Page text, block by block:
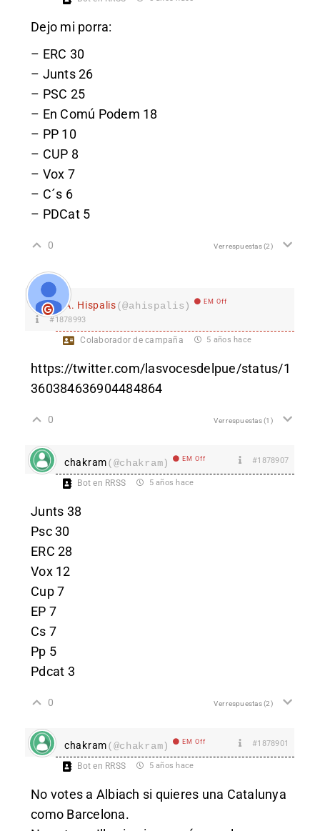
Dejo mi porra:
– ERC 30
– Junts 26
– PSC 25
– En Comú Podem 18
– PP 10
– CUP 8
– Vox 7
– C´s 6
– PDCat 5
0 Ver respuestas(2)
A. Hispalis(@ahispalis) EM Off
#1878993
Colaborador de campaña 5 años hace
https://twitter.com/lasvocesdelpue/status/1
360384636904484864
0 Ver respuestas(1)
chakram(@chakram) EM Off #1878907
Bot en RRSS 5 años hace
Junts 38
Psc 30
ERC 28
Vox 12
Cup 7
EP 7
Cs 7
Pp 5
Pdcat 3
0 Ver respuestas(2)
chakram(@chakram) EM Off #1878901
Bot en RRSS 5 años hace
No votes a Albiach si quieres una Catalunya
como Barcelona.